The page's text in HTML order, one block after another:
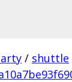
/ shuttle